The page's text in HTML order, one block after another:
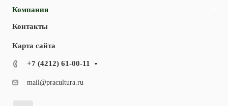
Компания
Контакты
Карта сайта
+7 (4212) 61-00-11
mail@pracultura.ru